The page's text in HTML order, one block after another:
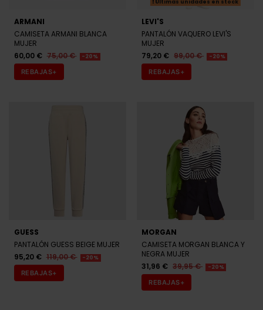
ARMANI
CAMISETA ARMANI BLANCA
MUJER
60,00 € 75,00 € -20%
REBAJAS+
Últimas unidades en stock
LEVI'S
PANTALÓN VAQUERO LEVI'S
MUJER
79,20 € 99,00 € -20%
REBAJAS+
GUESS
PANTALÓN GUESS BEIGE MUJER
95,20 € 119,00 € -20%
REBAJAS+
MORGAN
CAMISETA MORGAN BLANCA Y
NEGRA MUJER
31,96 € 39,95 € -20%
REBAJAS+